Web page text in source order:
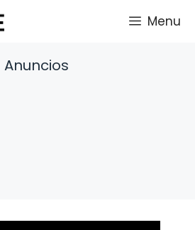
Menu
Anuncios